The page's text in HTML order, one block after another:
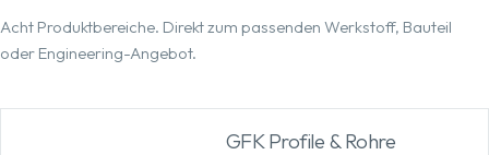
Acht Produktbereiche. Direkt zum passenden Werkstoff, Bauteil
oder Engineering-Angebot.
GFK Profile & Rohre